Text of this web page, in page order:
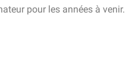
pour les années à venir.